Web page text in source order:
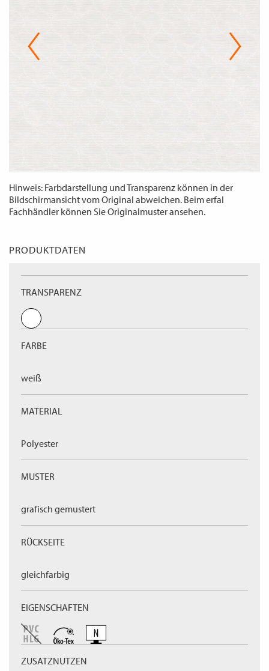
Hinweis: Farbdarstellung und Transparenz können in der
Bildschirmansicht vom Original abweichen. Beim erfal
Fachhändler können Sie Originalmuster ansehen.
PRODUKTDATEN
TRANSPARENZ
FARBE
weiß
MATERIAL
Polyester
MUSTER
grafisch gemustert
RÜCKSEITE
gleichfarbig
EIGENSCHAFTEN
ZUSATZNUTZEN